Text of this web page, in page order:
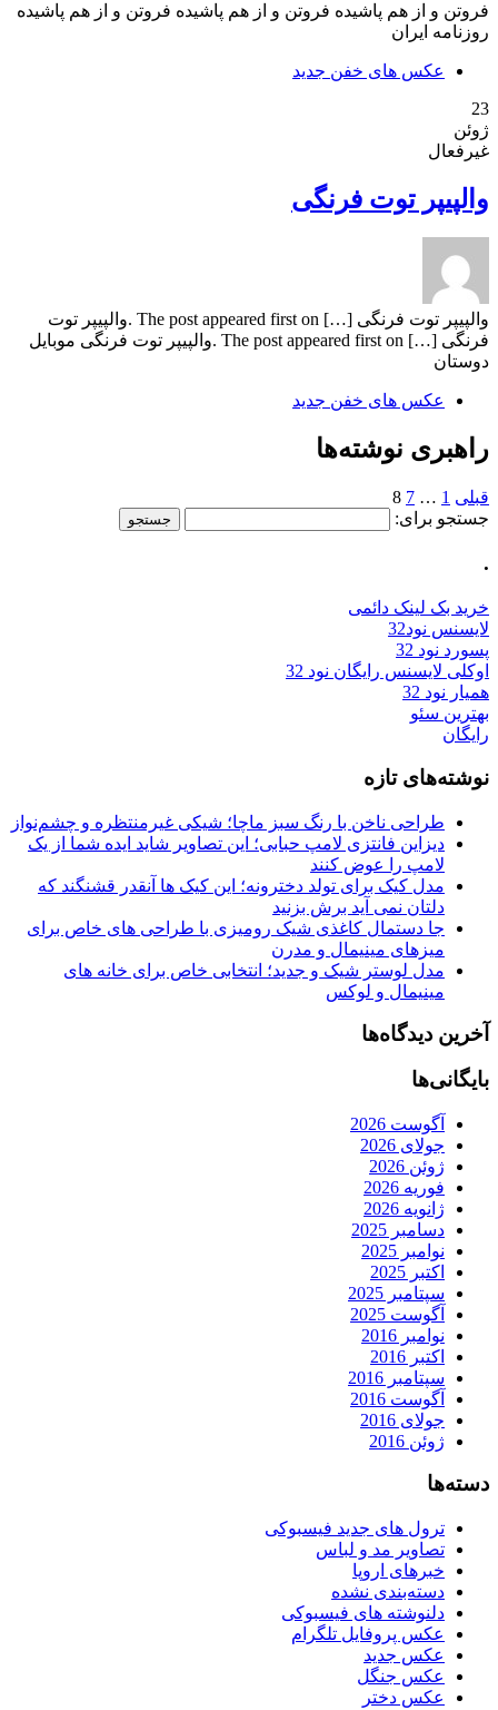
فروتن و از هم پاشیده فروتن و از هم پاشیده فروتن و از هم پاشیده
روزنامه ایران
عکس های خفن جدید
23
ژوئن
غیرفعال
والپیپر توت فرنگی
والپیپر توت فرنگی […] The post appeared first on .والپیپر توت
فرنگی […] The post appeared first on .والپیپر توت فرنگی موبایل
دوستان
عکس های خفن جدید
راهبری نوشته‌ها
قبلی 1
…
7
8
جستجو برای:
.
خرید بک لینک دائمی
لایسنس نود32
پسورد نود 32
اوکلی لایسنس رایگان نود 32
همیار نود 32
بهترین سئو
رایگان
نوشته‌های تازه
طراحی ناخن با رنگ سبز ماچا؛ شیکی غیرمنتظره و چشم‌نواز
دیزاین فانتزی لامپ حبابی؛ این تصاویر شاید ایده شما از یک
لامپ را عوض کنند
مدل کیک برای تولد دخترونه؛ این کیک ها آنقدر قشنگند که
دلتان نمی آید برش بزنید
جا دستمال کاغذی شیک رومیزی با طراحی های خاص برای
میزهای مینیمال و مدرن
مدل لوستر شیک و جدید؛ انتخابی خاص برای خانه های
مینیمال و لوکس
آخرین دیدگاه‌ها
بایگانی‌ها
آگوست 2026
جولای 2026
ژوئن 2026
فوریه 2026
ژانویه 2026
دسامبر 2025
نوامبر 2025
اکتبر 2025
سپتامبر 2025
آگوست 2025
نوامبر 2016
اکتبر 2016
سپتامبر 2016
آگوست 2016
جولای 2016
ژوئن 2016
دسته‌ها
ترول های جدید فیسبوکی
تصاویر مد و لباس
خبرهای اروپا
دسته‌بندی نشده
دلنوشته های فیسبوکی
عکس پروفایل تلگرام
عکس جدید
عکس جنگل
عکس دختر